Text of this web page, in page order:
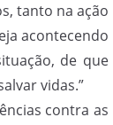
tanto na ação
acontecendo
de que
vidas.”
contra as